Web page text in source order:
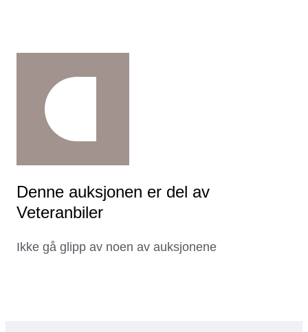
Denne auksjonen er del av
Veteranbiler
Ikke gå glipp av noen av auksjonene